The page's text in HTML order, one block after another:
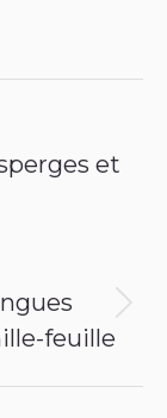
et
feuille